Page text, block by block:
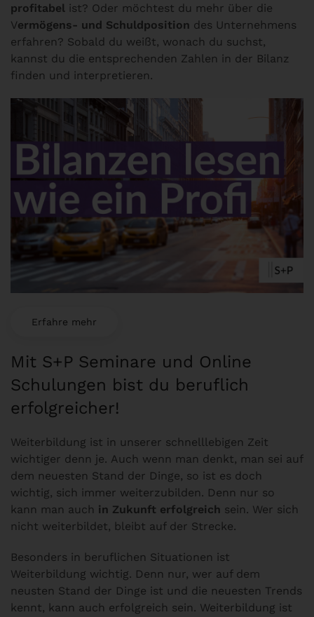
profitabel ist? Oder möchtest du mehr über die
Vermögens- und Schuldposition des Unternehmens
erfahren? Sobald du weißt, wonach du suchst,
kannst du die entsprechenden Zahlen in der Bilanz
finden und interpretieren.
Erfahre mehr
Mit S+P Seminare und Online
Schulungen bist du beruflich
erfolgreicher!
Weiterbildung ist in unserer schnelllebigen Zeit
wichtiger denn je. Auch wenn man denkt, man sei auf
dem neuesten Stand der Dinge, so ist es doch
wichtig, sich immer weiterzubilden. Denn nur so
kann man auch in Zukunft erfolgreich sein. Wer sich
nicht weiterbildet, bleibt auf der Strecke.
Besonders in beruflichen Situationen ist
Weiterbildung wichtig. Denn nur, wer auf dem
neusten Stand der Dinge ist und die neuesten Trends
kennt, kann auch erfolgreich sein. Weiterbildung ist